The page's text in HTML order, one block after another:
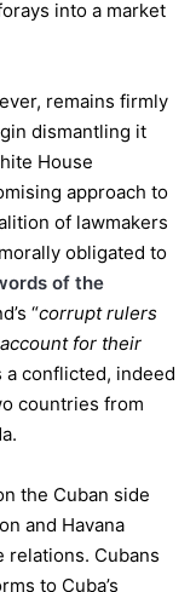
into a market
remains firmly
dismantling it
House
approach to
of lawmakers
obligated to
of the
“corrupt rulers
for their
a conflicted, indeed
countries from
the Cuban side
and Havana
relations. Cubans
to Cuba’s